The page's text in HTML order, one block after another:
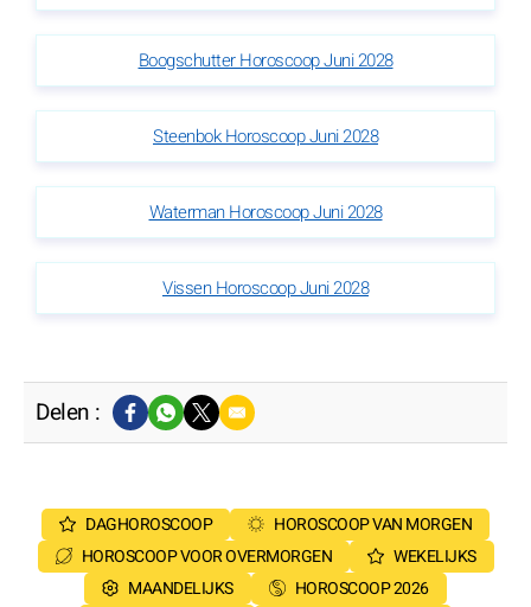
Boogschutter Horoscoop Juni 2028
Steenbok Horoscoop Juni 2028
Waterman Horoscoop Juni 2028
Vissen Horoscoop Juni 2028
Delen :
DAGHOROSCOOP
HOROSCOOP VAN MORGEN
HOROSCOOP VOOR OVERMORGEN
WEKELIJKS
MAANDELIJKS
HOROSCOOP 2026